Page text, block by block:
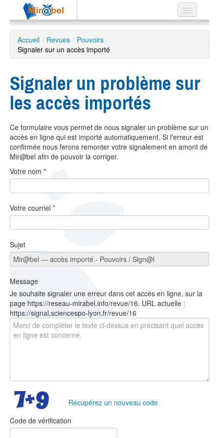
Le réseau
Soutien
avancée
EN
ES
?
Accueil / Revues / Pouvoirs /
Signaler sur un accès importé
Signaler un problème sur
les accès importés
Ce formulaire vous permet de nous signaler un problème sur un
accès en ligne qui est importé automatiquement. Si l'erreur est
confirmée nous ferons remonter votre signalement en amont de
Mir@bel afin de pouvoir la corriger.
Votre nom *
Votre courriel *
Sujet
Message
Je souhaite signaler une erreur dans cet accès en ligne, sur la
page https://reseau-mirabel.info/revue/16. URL actuelle :
https://signal.sciencespo-lyon.fr/revue/16
Récupérez un nouveau code
Code de vérification